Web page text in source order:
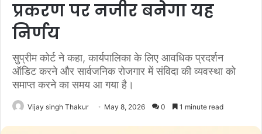
प्रकरण पर नजीर बनेगा यह
निर्णय
सुप्रीम कोर्ट ने कहा, कार्यपालिका के लिए आवधिक प्रदर्शन
ऑडिट करने और सार्वजनिक रोजगार में संविदा की व्यवस्था को
समाप्त करने का समय आ गया है।
Vijay singh Thakur May 8, 2026 0 1 minute read